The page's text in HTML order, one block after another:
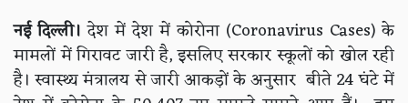
नई दिल्ली। देश में देश में कोरोना (Coronavirus Cases) के
मामलों में गिरावट जारी है, इसलिए सरकार स्कूलों को खोल रही
है। स्वास्थ्य मंत्रालय से जारी आकड़ों के अनुसार बीते 24 घंटे में